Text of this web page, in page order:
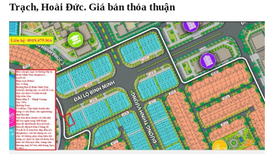
Trạch, Hoài Đức. Giá bán thỏa thuận